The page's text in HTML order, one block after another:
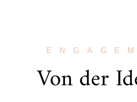
Von der